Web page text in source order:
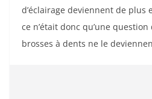
d’éclairage deviennent de plus
ce n’était donc qu’une
brosses à dents ne le